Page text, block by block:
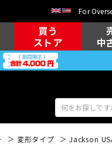
For
買う
ストア
中
変形タイプ Jackson